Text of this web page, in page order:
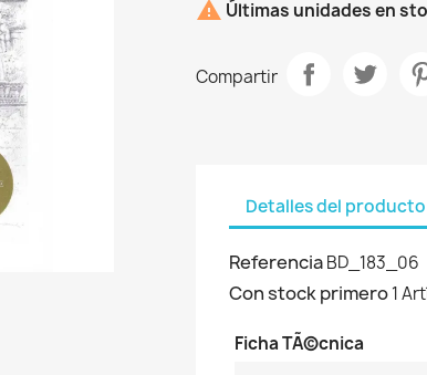
 Últimas unidades en
Compartir
Detalles del producto
ReferenciaBD_183_06
Con stock primero1
Ficha TÃ©cnica